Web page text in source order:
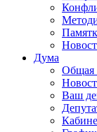
Дума
Общая
Ваш